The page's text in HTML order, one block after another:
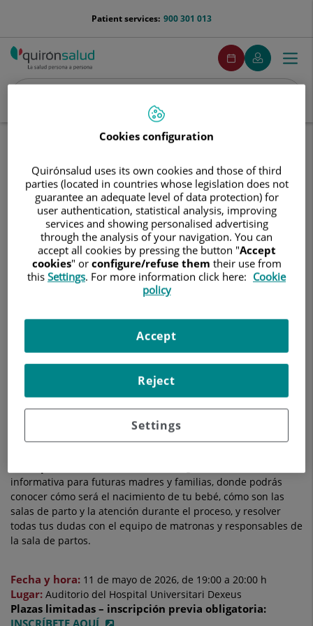
menu-
900 301 013
Patient services:
Search
menuPedirCita
Make
an
appointment
My
Quirónsalud
Menu
Events calendar
Sesión
bienvenida
futuras
madres
Sesión de bienvenida para futuras
madres
11 de mayo de 2026
informativa para futuras madres y familias, donde podrás
conocer cómo será el nacimiento de tu bebé, cómo son las
salas de parto y la atención durante el proceso, y resolver
todas tus dudas con el equipo de matronas y responsables de
la sala de partos.
Fecha y hora: 11 de mayo de 2026, de 19:00 a 20:00 h
Lugar: Auditorio del Hospital Universitari Dexeus
Plazas limitadas – inscripción previa obligatoria:
Cookies configuration
Quirónsalud uses its own cookies and those of third
parties (located in countries whose legislation does not
guarantee an adequate level of data protection) for
user authentication, statistical analysis, improving
services and showing personalised advertising
through the analysis of your navigation. You can
accept all cookies by pressing the button "Accept
cookies" or configure/refuse them their use from
this Settings. For more information click here: Cookie
policy
Settings
Reject
Accept